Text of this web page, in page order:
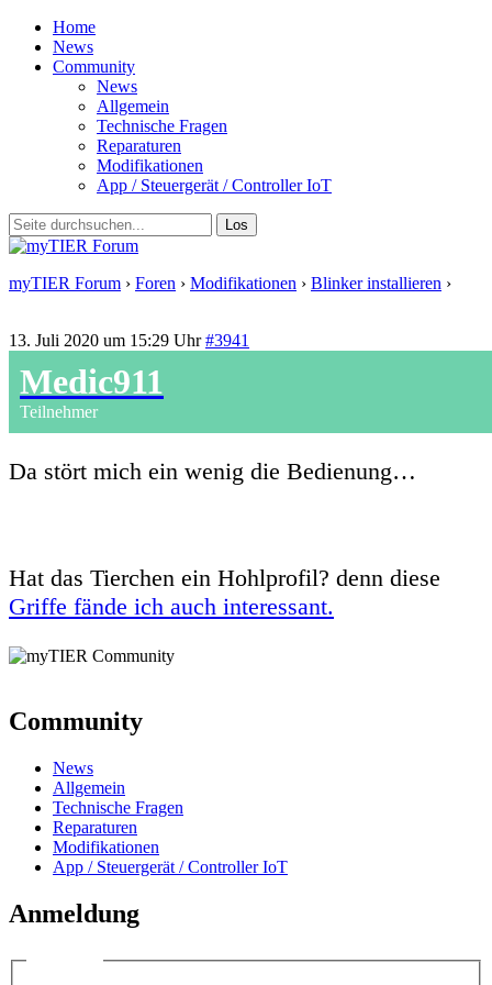
Home
News
Community
News
Allgemein
Technische Fragen
Reparaturen
Modifikationen
App / Steuergerät / Controller IoT
myTIER Forum › Foren › Modifikationen › Blinker installieren ›
13. Juli 2020 um 15:29 Uhr #3941
Medic911
Teilnehmer
Da stört mich ein wenig die Bedienung…
Hat das Tierchen ein Hohlprofil? denn diese
Griffe fände ich auch interessant.
Community
News
Allgemein
Technische Fragen
Reparaturen
Modifikationen
App / Steuergerät / Controller IoT
Anmeldung